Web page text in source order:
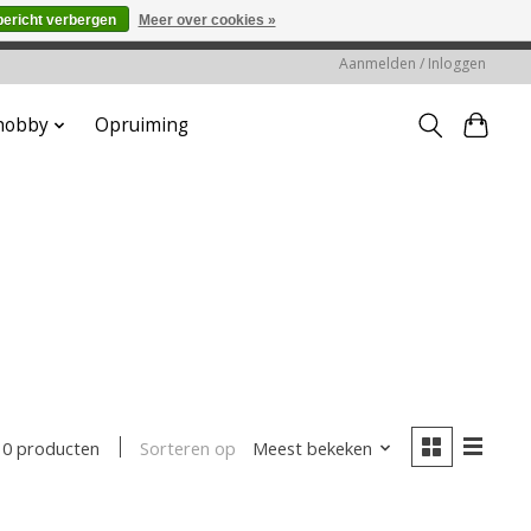
Aanmelden / Inloggen
Opruiming
0 producten Sorteren op Meest bekeken
verbergen Meer over cookies »
gehonoreerd of verwerkt.